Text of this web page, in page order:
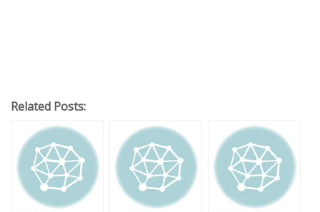
Related Posts: